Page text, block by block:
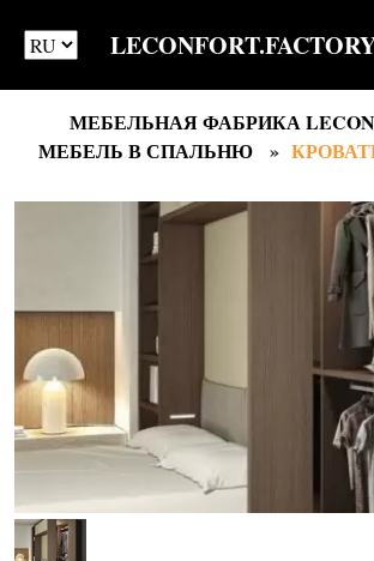
МЕБЕЛЬНАЯ ФАБРИКА
МЕБЕЛЬ В СПАЛЬНЮ